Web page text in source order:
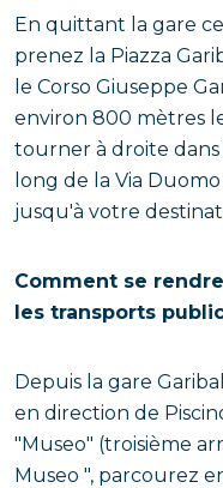
En quittant la gare
prenez la Piazza
le Corso Giuseppe
environ 800 mètres
tourner à droite
long de la Via
jusqu'à votre
Comment se
les transports
Depuis la gare
en direction de
"Museo" (troisième
Museo ", parcourez